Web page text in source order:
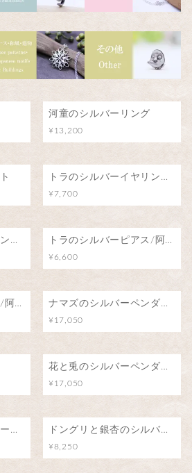
河童のシルバーリング
¥13,200
トラのシルバーイヤリング/阿吽のトラ（片耳）
¥7,700
トラのシルバーイヤリング/阿吽のトラ（両耳） トラのシルバーピアス/阿吽のトラ（片耳）
¥6,600
トラのシルバーピアス/阿吽のトラ（両耳） ナマズのシルバーペンダント
¥17,050
花と兎のシルバーペンダント
¥17,050
ネコブレンドのシルバーペンダント/魅惑のアロマ ドングリと銀杏のシルバーペンダント
¥8,250